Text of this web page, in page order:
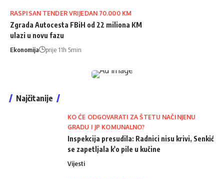
RASPISAN TENDER VRIJEDAN 70.000 KM
Zgrada Autocesta FBiH od 22 miliona KM
ulazi u novu fazu
Ekonomija prije 11h 5min
Najčitanije
KO ĆE ODGOVARATI ZA ŠTETU NAČINJENU
GRADU I JP KOMUNALNO?
Inspekcija presudila: Radnici nisu krivi, Senkić
se zapetljala k'o pile u kučine
Vijesti